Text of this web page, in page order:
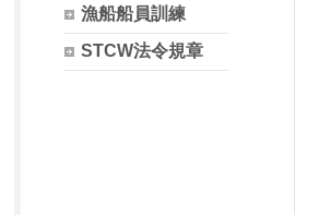
漁船船員訓練
STCW法令規章